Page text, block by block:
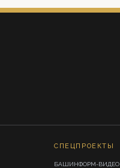
СПЕЦПРОЕКТЫ
БАШИНФОРМ-ВИДЕО